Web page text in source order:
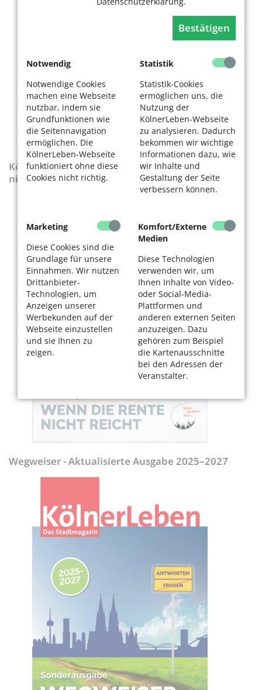
Bestätigen
Notwendig
Notwendige Cookies
machen eine Webseite
nutzbar, indem sie
Grundfunktionen wie
die Seitennavigation
ermöglichen. Die
KölnerLeben-Webseite
funktioniert ohne diese
Cookies nicht richtig.
Statistik
Statistik-Cookies
ermöglichen uns, die
Nutzung der
KölnerLeben-Webseite
zu analysieren. Dadurch
bekommen wir wichtige
Informationen dazu, wie
wir Inhalte und
Gestaltung der Seite
verbessern können.
Marketing
Diese Cookies sind die
Grundlage für unsere
Einnahmen. Wir nutzen
Drittanbieter-
Technologien, um
Anzeigen unserer
Werbekunden auf der
Webseite einzustellen
und sie Ihnen zu
zeigen.
Komfort/Externe
Medien
Diese Technologien
verwenden wir, um
Ihnen Inhalte von Video-
oder Social-Media-
Plattformen und
anderen externen Seiten
anzuzeigen. Dazu
gehören zum Beispiel
die Kartenausschnitte
bei den Adressen der
Veranstalter.
KölnerLeben-Sonderausgabe „Wenn die Rente
nicht reicht“
Wegweiser - Aktualisierte Ausgabe 2025–2027